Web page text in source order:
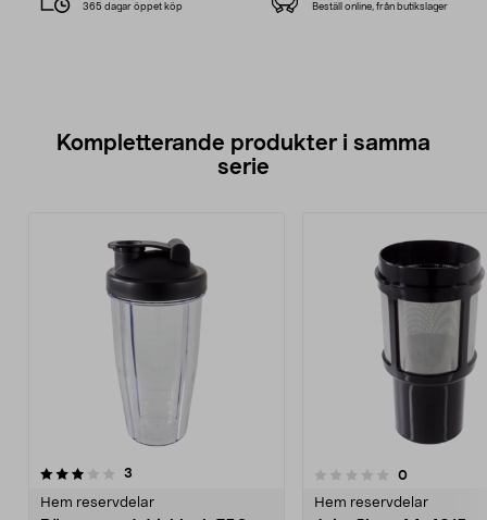
365 dagar öppet köp Beställ online, från butikslager
Kompletterande produkter i samma
serie
3
Hem reservdelar
0.0 av 5 stjärnor 0recensioner
Hem reservdelar
4.5av 5 stjärnor